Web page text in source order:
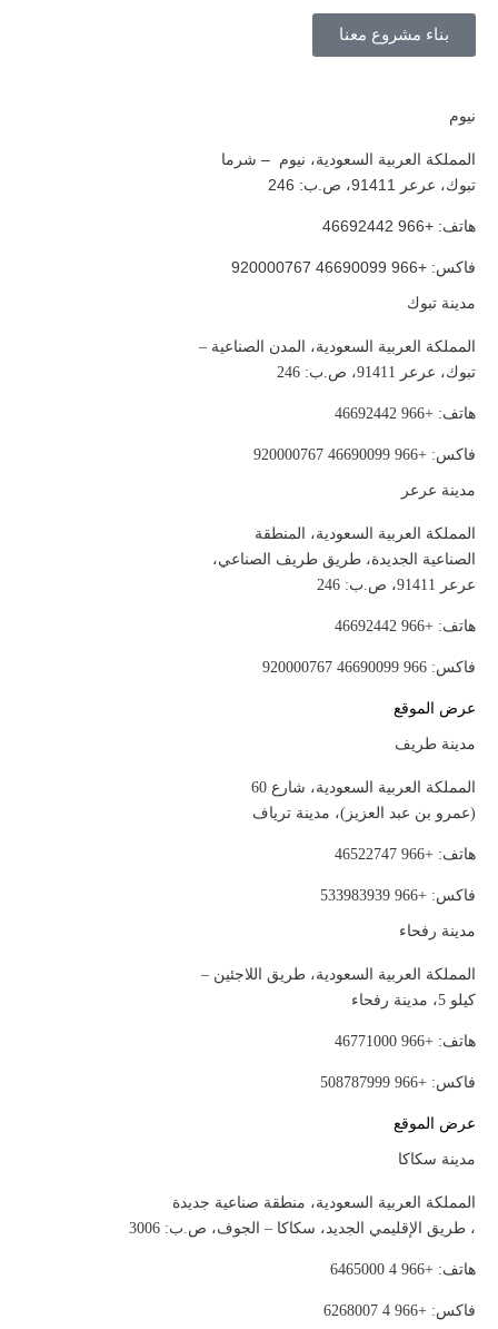
بناء مشروع معنا
نيوم
المملكة العربية السعودية، نيوم – شرما
تبوك، عرعر 91411، ص.ب: 246
هاتف: +966 46692442
فاكس: +966 46690099 920000767
مدينة تبوك
المملكة العربية السعودية، المدن الصناعية –
تبوك، عرعر 91411، ص.ب: 246
هاتف: +966 46692442
فاكس: +966 46690099 920000767
مدينة عرعر
المملكة العربية السعودية، المنطقة
الصناعية الجديدة، طريق طريف الصناعي،
عرعر 91411، ص.ب: 246
هاتف: +966 46692442
فاكس: 966 46690099 920000767
عرض الموقع
مدينة طريف
المملكة العربية السعودية، شارع 60
(عمرو بن عبد العزيز)، مدينة ترياف
هاتف: +966 46522747
فاكس: +966 533983939
مدينة رفحاء
المملكة العربية السعودية، طريق اللاجئين –
كيلو 5، مدينة رفحاء
هاتف: +966 46771000
فاكس: +966 508787999
عرض الموقع
مدينة سكاكا
المملكة العربية السعودية، منطقة صناعية جديدة
، طريق الإقليمي الجديد، سكاكا – الجوف، ص.ب: 3006
هاتف: +966 4 6465000
فاكس: +966 4 6268007